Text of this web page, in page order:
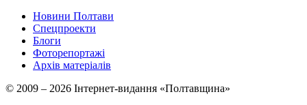
Новини Полтави
Спецпроекти
Блоги
Фоторепортажі
Архів матеріалів
© 2009 – 2026 Інтернет-видання «Полтавщина»